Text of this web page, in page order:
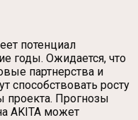
потенциал
годы. Ожидается, что
партнерства и
способствовать росту
Прогнозы
AKITA может